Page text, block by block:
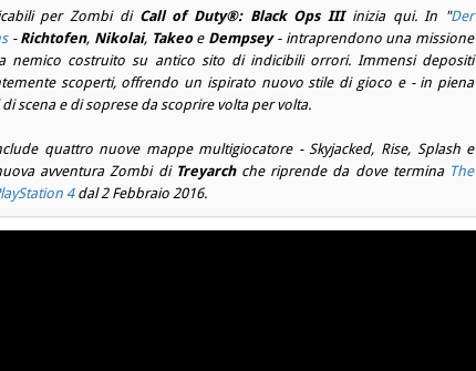
per Zombi di Call of Duty®: Black Ops IIIinizia qui. In "Der
- Richtofen, Nikolai, Takeoe Dempsey- intraprendono una missione
nemico costruito su antico sito di indicibili orrori. Immensi depositi
scoperti, offrendo un ispirato nuovo stile di gioco e - in piena
scena e di soprese da scoprire volta per volta.
quattro nuove mappe multigiocatore - Skyjacked, Rise, Splashe
avventura Zombi di Treyarchche riprende da dove termina The
4dal2 Febbraio 2016.